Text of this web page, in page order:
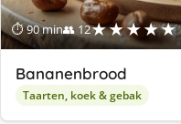
⏱ 90 min👥 12★★★★★
Bananenbrood
Taarten, koek & gebak